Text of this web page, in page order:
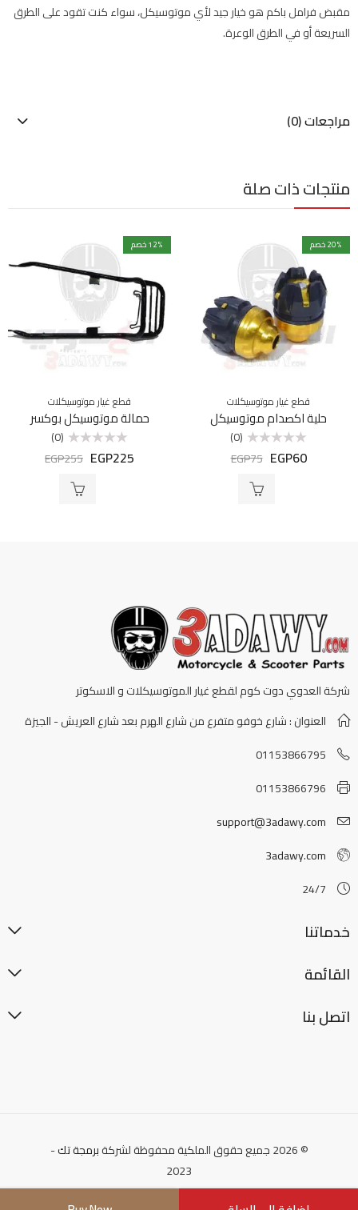
مقبض فرامل باكم هو خيار جيد لأي موتوسيكل، سواء كنت تقود على الطرق
السريعة أو في الطرق الوعرة.
مراجعات (0)
منتجات ذات صلة
20% خصم
قطع غيار موتوسيكلات
حلية اكصدام موتوسيكل
التقييم
(0)
EGP60
EGP75
12% خصم
قطع غيار موتوسيكلات
حمالة موتوسيكل بوكسر
التقييم
(0)
EGP225
EGP255
شركة العدوي دوت كوم لقطع غيار الموتوسيكلات و الاسكوتر
العنوان : شارع خوفو متفرع من شارع الهرم بعد شارع العريش - الجيزة
01153866795
01153866796
support@3adawy.com
3adawy.com
24/7
خدماتنا
القائمة
اتصل بنا
© 2026 جميع حقوق الملكية محفوظة لشركة برمجة تك-
2023